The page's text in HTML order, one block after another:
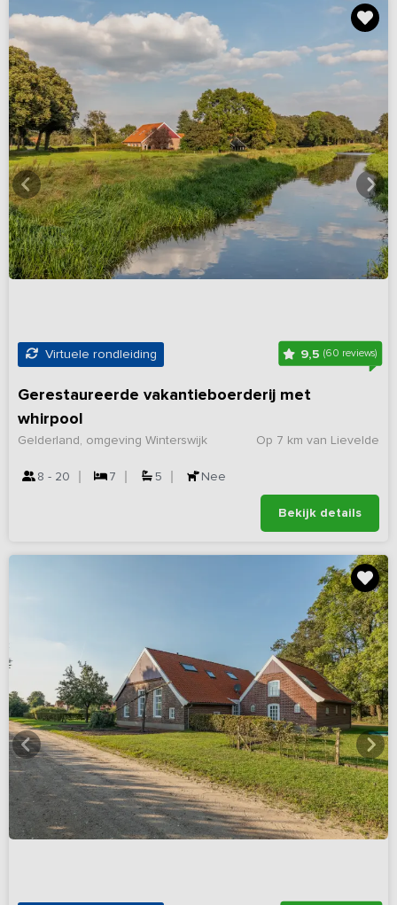
Virtuele rondleiding 9,5 (60 reviews)
Gerestaureerde vakantieboerderij met
whirpool
Op 7 km van Lievelde
Gelderland, omgeving Winterswijk
8 - 20 7 5 Nee
Bekijk details